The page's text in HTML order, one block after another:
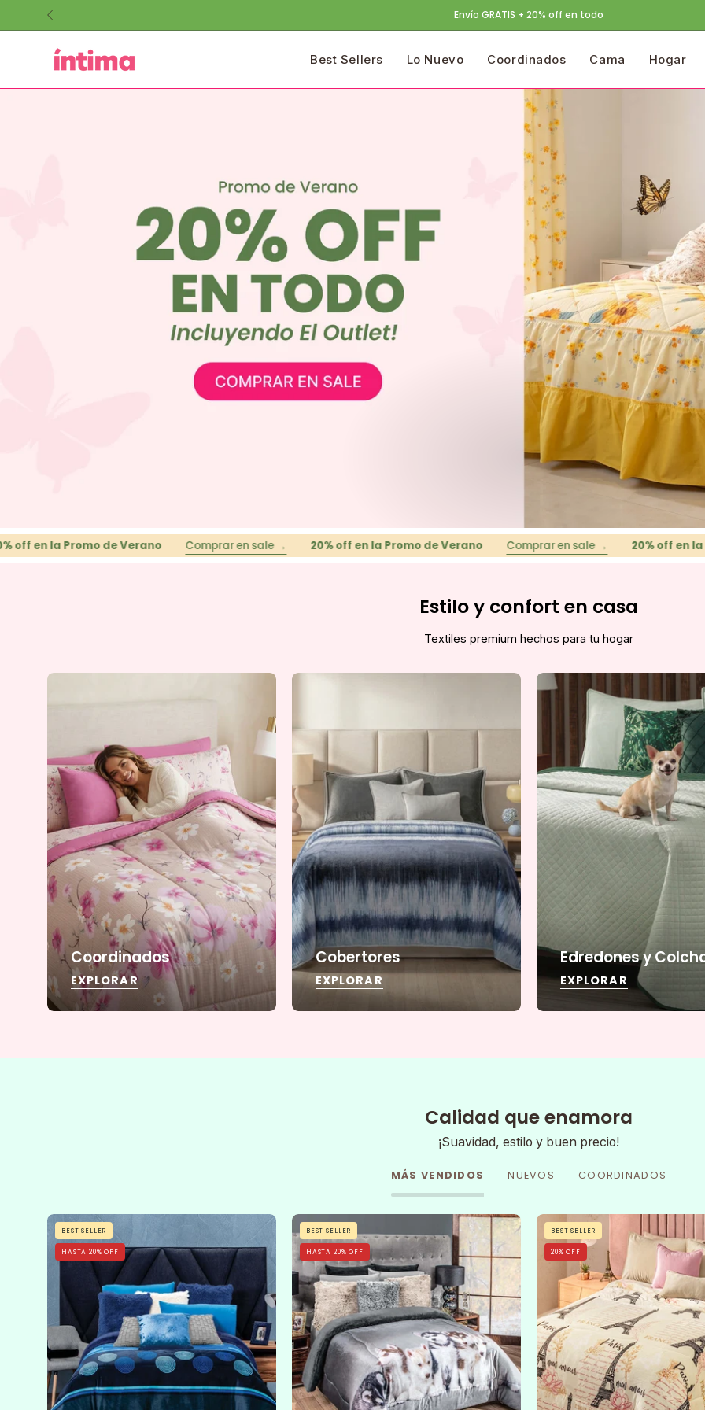
al
contenido
Devoluciones GRATIS
Best Sellers Lo Nuevo Coordinados Cama Hogar
Promo de Verano Comprar en sale → 20% off en la Promo de Verano Comprar en sale → 20% off en la Promo de
Estilo y confort en casa
Textiles premium hechos para tu hogar
Coordinados
EXPLORAR
Cobertores
EXPLORAR
Edredones y
EXPLORAR
Calidad que enamora
¡Suavidad, estilo y buen precio!
MÁS VENDIDOS NUEVOS COORDINADOS
Cobertor
Flannel
Con
Borrega
Sfera
BEST SELLER
HASTA 20% OFF
Cobertor
Huskys
BEST SELLER
HASTA 20% OFF
neatly
made
bed
features
the
Cobertor
Flannel
Extra
Suave
BEST SELLER
20% OFF